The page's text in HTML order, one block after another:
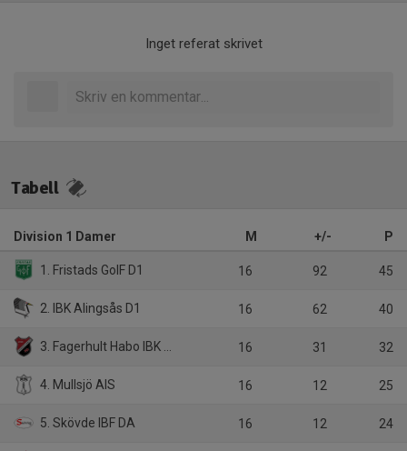
Inget referat skrivet
Tabell
Division 1 Damer M +/- P
1. Fristads GoIF D1 16 92 45
2. IBK Alingsås D1 16 62 40
3. Fagerhult Habo IBK Ungdom Dam 16 31 32
4. Mullsjö AIS 16 12 25
5. Skövde IBF DA 16 12 24